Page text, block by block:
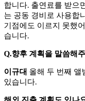
합니다. 출연료를 받으
는 공동 경비로 사용합
기점에도 이르지 못했
습니다.
Q.향후 계획을 말씀해
이규대 올해 두 번째 앨
있습니다.